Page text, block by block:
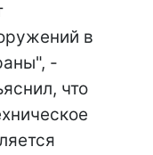
в
-
что